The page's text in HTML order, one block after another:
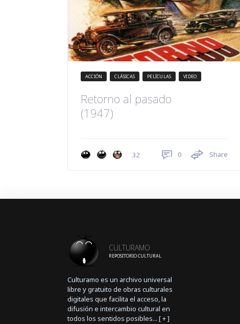
ACCIÓN CLÁSICAS PELÍCULAS VIDEO
Retorno al pasado
(1947)
32 0 Share
CULTURAMO
REPOSITORIO CULTURAL
Culturamo es un archivo universal
libre y gratuito de obras culturales
digitales que facilita el acceso, la
difusión e intercambio cultural en
todos los sentidos posibles... [+]